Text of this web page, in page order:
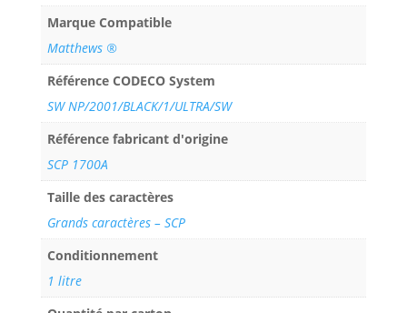
Marque Compatible
Matthews ®
Référence CODECO System
SW NP/2001/BLACK/1/ULTRA/SW
Référence fabricant d'origine
SCP 1700A
Taille des caractères
Grands caractères – SCP
Conditionnement
1 litre